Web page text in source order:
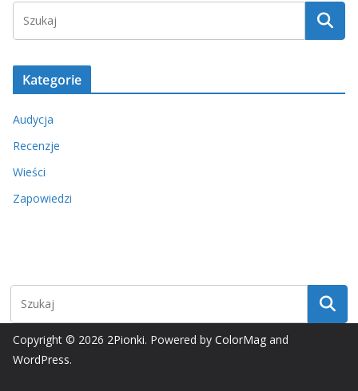
Kategorie
Audycja
Recenzje
Wieści
Zapowiedzi
Copyright © 2026 2Pionki. Powered by ColorMag and
WordPress.